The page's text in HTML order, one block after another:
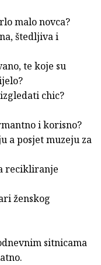
malo novca?
štedljiva i
te koje su
chic?
i korisno?
a posjet muzeju za
recikliranje
ženskog
sitnicama